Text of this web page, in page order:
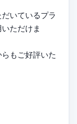
いているプラ
ただけま
もご好評いた